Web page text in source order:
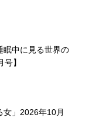
中に見る世界の
】
女」2026年10月